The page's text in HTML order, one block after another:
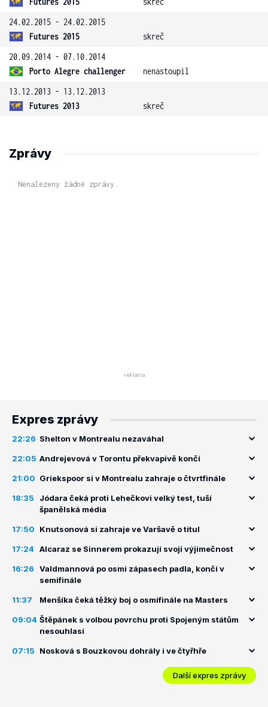
24.02.2015 - 24.02.2015
Futures 2015
skreč
20.09.2014 - 07.10.2014
Porto Alegre challenger
nenastoupil
13.12.2013 - 13.12.2013
Futures 2013
skreč
Zprávy
Nenalezeny žádné zprávy.
Expres zprávy
22:26 Shelton v Montrealu nezaváhal
22:05 Andrejevová v Torontu překvapivě končí
21:00 Griekspoor si v Montrealu zahraje o čtvrtfinále
18:35
Jódara čeká proti Lehečkovi velký test, tuší
španělská média
17:50 Knutsonová si zahraje ve Varšavě o titul
17:24 Alcaraz se Sinnerem prokazují svoji výjimečnost
16:26
Valdmannová po osmi zápasech padla, končí v
semifinále
11:37 Menšíka čeká těžký boj o osmifinále na Masters
09:04 Štěpánek s volbou povrchu proti Spojeným státům
nesouhlasí
07:15 Nosková s Bouzkovou dohrály i ve čtyřhře
Další expres zprávy